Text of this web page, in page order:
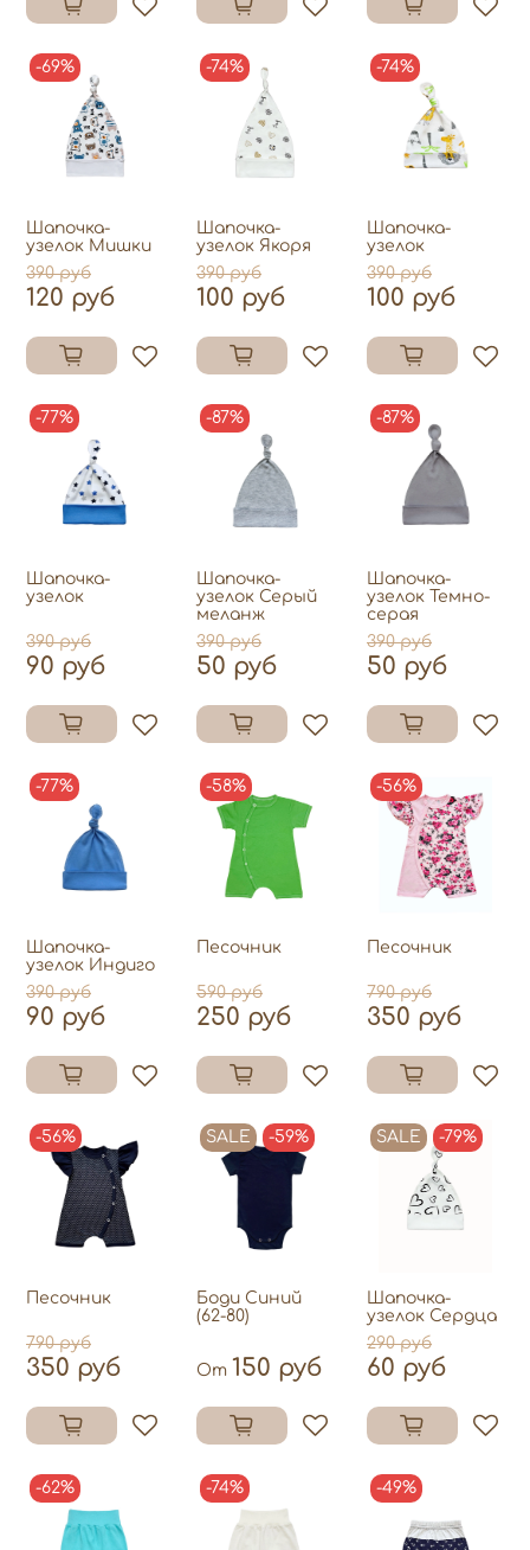
-69%
Шапочка-
узелок Мишки
390 руб
120 руб
-74%
Шапочка-
узелок Якоря
390 руб
100 руб
-74%
Шапочка-
узелок
390 руб
100 руб
-77%
Шапочка-
узелок
390 руб
90 руб
-87%
Шапочка-
узелок Серый
меланж
390 руб
50 руб
-87%
Шапочка-
узелок Темно-
серая
390 руб
50 руб
-77%
Шапочка-
узелок Индиго
390 руб
90 руб
-58%
Песочник
590 руб
250 руб
-56%
Песочник
790 руб
350 руб
-56%
Песочник
790 руб
350 руб
SALE -59%
Боди Синий
(62-80)
От 150 руб
SALE -79%
Шапочка-
узелок Сердца
290 руб
60 руб
-62% -74% -49%